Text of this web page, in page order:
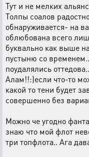
Тут и не мелких
Толпы соалов
обнаруживается- на
облюбована всего
буквально как выше
пустыню со
поудалялись
Алам!!:)если что-то
какой то тени будет
совершенно без
Можно че угодно
знаю что мой флот
три топфлота.. Ага